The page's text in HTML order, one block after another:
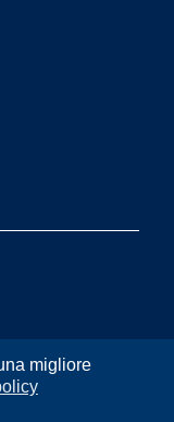
migliore